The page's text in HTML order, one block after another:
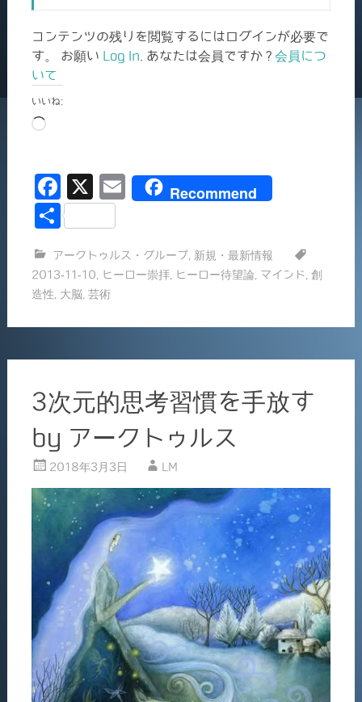
コンテンツの残りを閲覧するにはログインが必要で
す。 お願い Log In . あなたは会員ですか ? 会員につ
いて
いいね:
読
み
中…
F
a
e
b
k
X
E
l
Recommend
共
アークトゥルス・グループ, 新規・最新情報
2013-11-10
ヒーロー崇拝, ヒーロー待望論 マインド 創
造性
大脳 芸術
3次元的思考習慣を手放す
by アークトゥルス
2018年3月3日 LM